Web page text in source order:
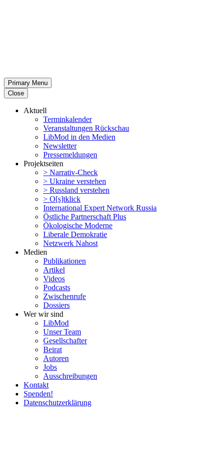
Primary Menu
Close
Aktuell
Termin­ka­lender
Veran­stal­tungen Rückschau
LibMod in den Medien
Newsletter
Presse­mel­dungen
Projekt­seiten
> Narrativ-Check
> Ukraine verstehen
> Russland verstehen
> O[s]tklick
Inter­na­tional Expert Network Russia
Östliche Partner­schaft Plus
Ökolo­gische Moderne
Liberale Demokratie
Netzwerk Nahost
Medien
Publi­ka­tionen
Artikel
Videos
Podcasts
Zwischenrufe
Dossiers
Wer wir sind
LibMod
Unser Team
Gesell­schafter
Beirat
Autoren
Jobs
Ausschrei­bungen
Kontakt
Spenden!
Daten­schutz­er­klärung